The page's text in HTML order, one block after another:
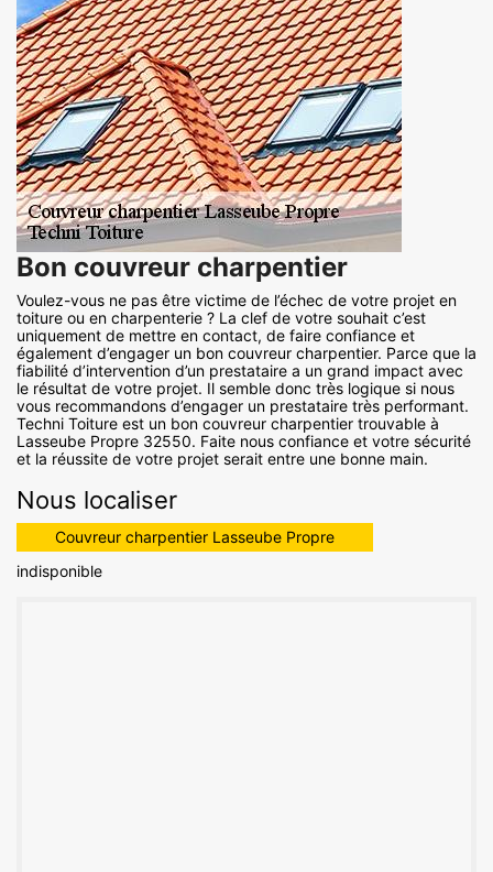
Bon couvreur charpentier
Voulez-vous ne pas être victime de l’échec de votre projet en
toiture ou en charpenterie ? La clef de votre souhait c’est
uniquement de mettre en contact, de faire confiance et
également d’engager un bon couvreur charpentier. Parce que la
fiabilité d’intervention d’un prestataire a un grand impact avec
le résultat de votre projet. Il semble donc très logique si nous
vous recommandons d’engager un prestataire très performant.
Techni Toiture est un bon couvreur charpentier trouvable à
Lasseube Propre 32550. Faite nous confiance et votre sécurité
et la réussite de votre projet serait entre une bonne main.
Nous localiser
Couvreur charpentier Lasseube Propre
indisponible